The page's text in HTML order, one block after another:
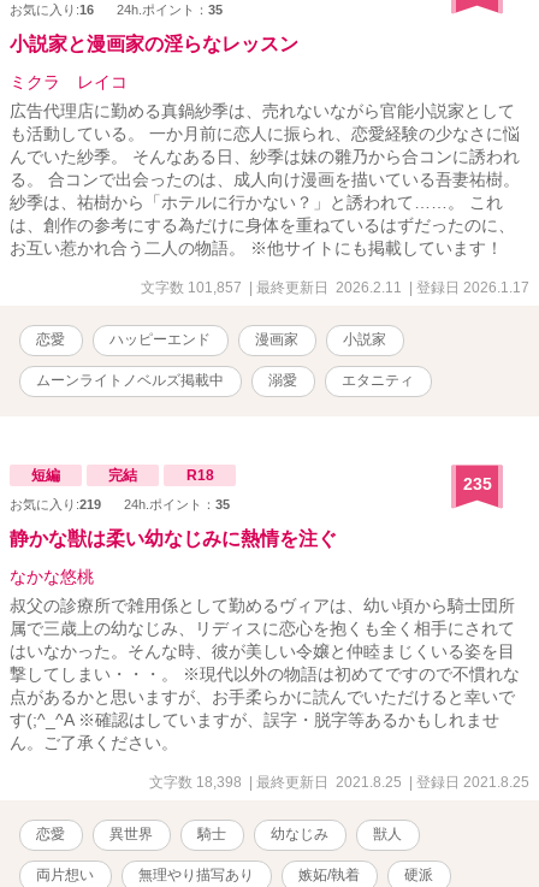
お気に入り:16 24h.ポイント： 35
小説家と漫画家の淫らなレッスン
ミクラ レイコ
広告代理店に勤める真鍋紗季は、売れないながら官能小説家として
も活動している。 一か月前に恋人に振られ、恋愛経験の少なさに悩
んでいた紗季。 そんなある日、紗季は妹の雛乃から合コンに誘われ
る。 合コンで出会ったのは、成人向け漫画を描いている吾妻祐樹。
紗季は、祐樹から「ホテルに行かない？」と誘われて……。 これ
は、創作の参考にする為だけに身体を重ねているはずだったのに、
お互い惹かれ合う二人の物語。 ※他サイトにも掲載しています！
文字数 101,857 | 最終更新日 2026.2.11 | 登録日 2026.1.17
恋愛 ハッピーエンド 漫画家 小説家
ムーンライトノベルズ掲載中 溺愛 エタニティ
短編 完結 R18
お気に入り:219 24h.ポイント： 35
235
静かな獣は柔い幼なじみに熱情を注ぐ
なかな悠桃
叔父の診療所で雑用係として勤めるヴィアは、幼い頃から騎士団所
属で三歳上の幼なじみ、リディスに恋心を抱くも全く相手にされて
はいなかった。そんな時、彼が美しい令嬢と仲睦まじくいる姿を目
撃してしまい・・・。 ※現代以外の物語は初めてですので不慣れな
点があるかと思いますが、お手柔らかに読んでいただけると幸いで
す(;^_^A ※確認はしていますが、誤字・脱字等あるかもしれませ
ん。ご了承ください。
文字数 18,398 | 最終更新日 2021.8.25 | 登録日 2021.8.25
恋愛 異世界 騎士 幼なじみ 獣人
両片想い 無理やり描写あり 嫉妬/執着 硬派